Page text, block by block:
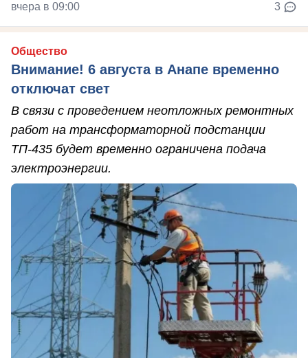
вчера в 09:00 3
Общество
Внимание! 6 августа в Анапе временно
отключат свет
В связи с проведением неотложных ремонтных
работ на трансформаторной подстанции
ТП-435 будет временно ограничена подача
электроэнергии.